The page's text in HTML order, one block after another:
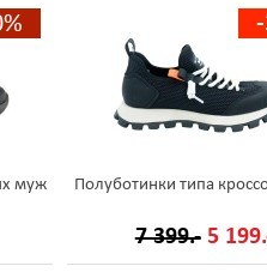
муж Полуботинки типа
7 399.- 5